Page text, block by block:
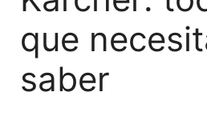
que
saber